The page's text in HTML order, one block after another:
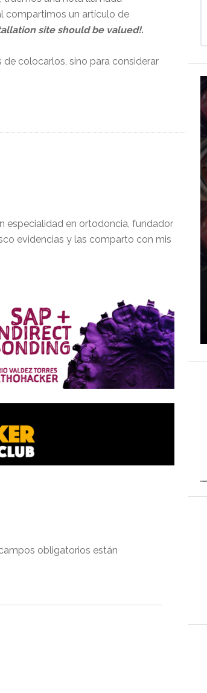
compartimos un artículo de
site should be valued!.
colocarlos, sino para considerar
especialidad en ortodoncia, fundador
evidencias y las comparto con mis
obligatorios están